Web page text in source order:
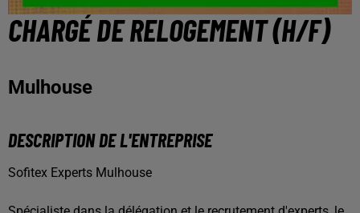
CHARGÉ DE RELOGEMENT (H/F)
Mulhouse
DESCRIPTION DE L'ENTREPRISE
Sofitex Experts Mulhouse